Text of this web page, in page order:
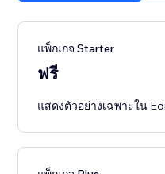
แพ็กเกจ Starter
ฟรี
แสดงตัวอย่างเฉพาะใน